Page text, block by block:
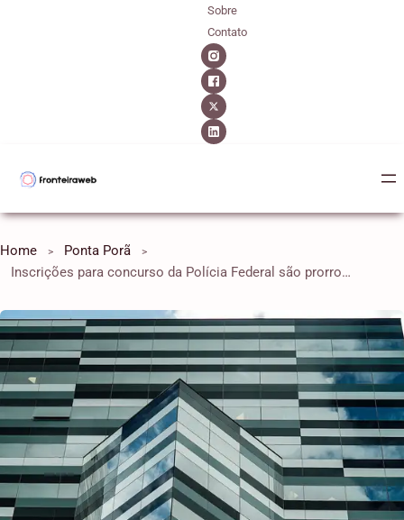
Sobre
Contato
Home
Ponta Porã
Inscrições para concurso da Polícia Federal são prorrogadas até dia 17